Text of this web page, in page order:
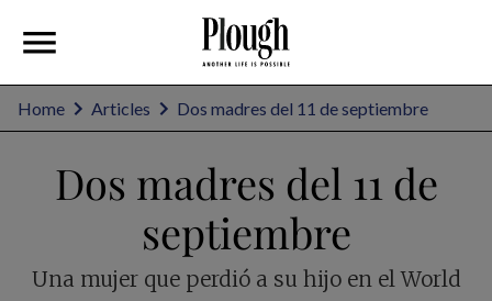
Home Articles Dos madres del 11 de septiembre
Dos madres del 11 de
septiembre
Una mujer que perdió a su hijo en el World